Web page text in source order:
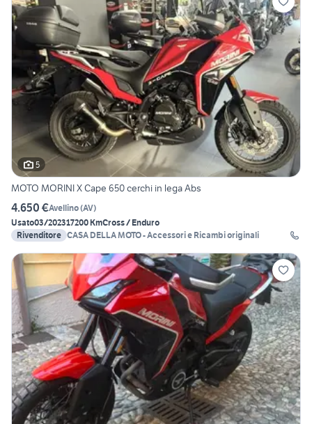
5
MOTO MORINI X Cape 650 cerchi in lega Abs
4.650 €Avellino(AV)
Usato03/202317200 KmCross / Enduro
Rivenditore CASA DELLA MOTO - Accessori e Ricambi originali